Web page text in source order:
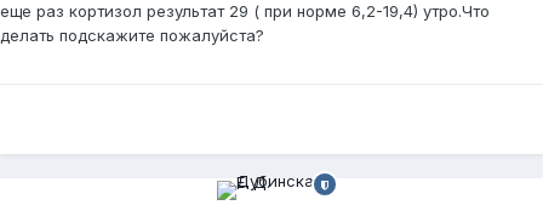
еще раз кортизол результат 29 ( при норме 6,2-19,4) утро.Что
делать подскажите пожалуйста?